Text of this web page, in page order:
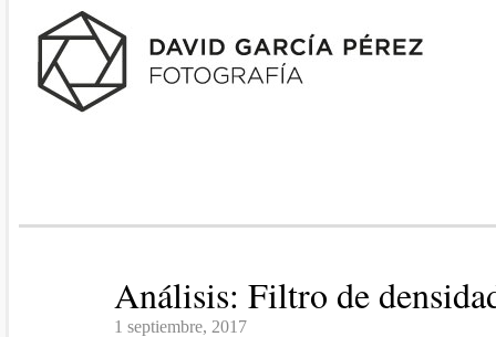
Análisis: Filtro de
1 septiembre, 2017